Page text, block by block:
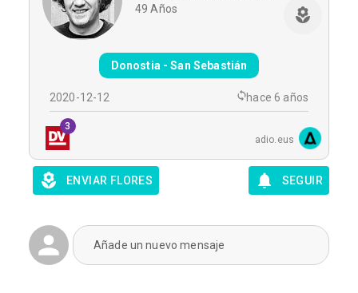
49 Años
Donostia - San Sebastián
2020-12-12 hace 6 años
3
adio.eus
ENVIAR FLORES SEGUIR
Añade un nuevo mensaje